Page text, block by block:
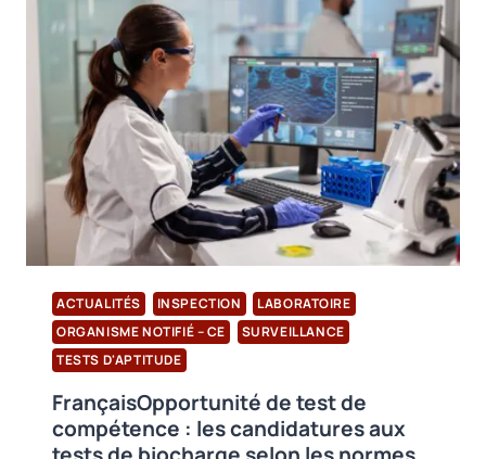
SELON
LA
NORME
ISO/IEC
17020
DE
USB
CERTIFICATION
ACTUALITÉS INSPECTION
LABORATOIRE
ORGANISME NOTIFIÉ – CE
SURVEILLANCE
TESTS D'APTITUDE
FrançaisOpportunité de test de
compétence : les candidatures aux